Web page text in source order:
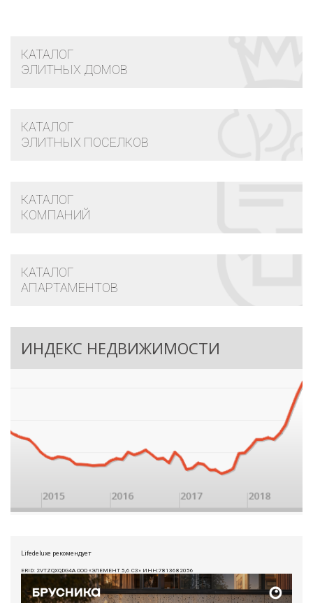
КАТАЛОГ
ЭЛИТНЫХ ДОМОВ
КАТАЛОГ
ЭЛИТНЫХ ПОСЕЛКОВ
КАТАЛОГ
КОМПАНИЙ
КАТАЛОГ
АПАРТАМЕНТОВ
ИНДЕКС НЕДВИЖИМОСТИ
Lifedeluxe рекомендует
ERID: 2VTZQXQDG4A ООО «ЭЛЕМЕНТ 5,6 СЗ» ИНН:7813682056